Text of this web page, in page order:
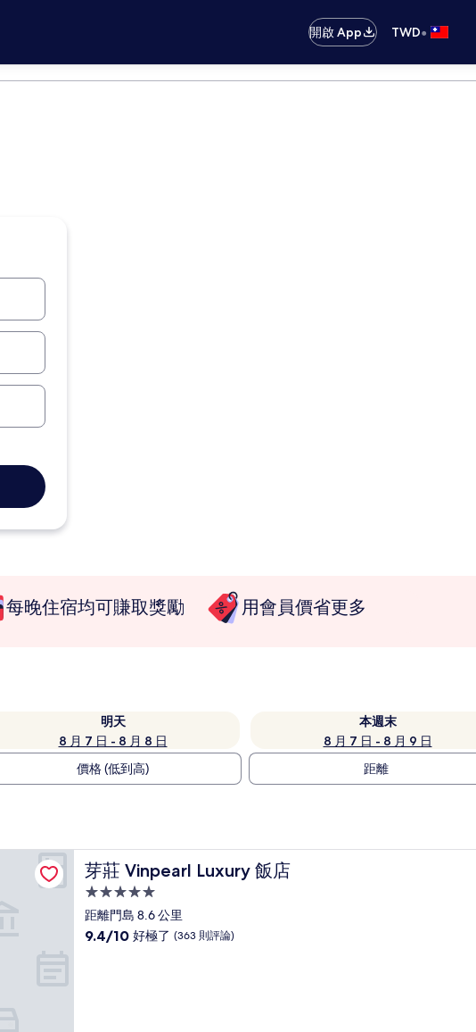
開啟 App
TWD•
每晚住宿均可賺取獎勵 用會員價省更多
明天
8 月 7 日 - 8 月 8 日
本週末
8 月 7 日 - 8 月 9 日
價格 (低到高) 距離
芽莊 Vinpearl Luxury 飯店
芽莊 Vinpearl Luxury 飯店
5.0
星
級
距離門島 8.6 公里
9.4
9.4/10 好極了 (363 則評論)